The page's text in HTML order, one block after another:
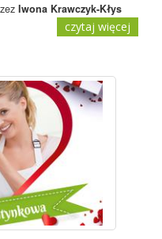
Iwona Krawczyk-Kłys
czytaj więcej